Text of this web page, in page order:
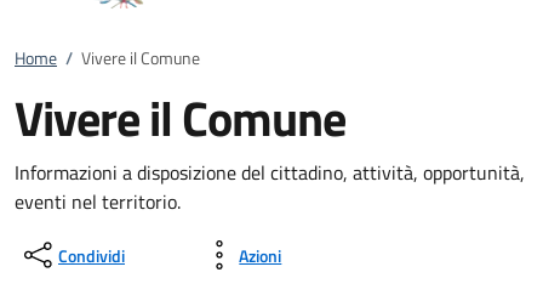
Home / Vivere il Comune
Vivere il Comune
Informazioni a disposizione del cittadino, attività, opportunità,
eventi nel territorio.
Condividi Azioni